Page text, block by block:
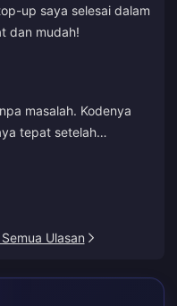
up saya selesai dalam
dan mudah!
masalah. Kodenya
tepat setelah
Ulasan